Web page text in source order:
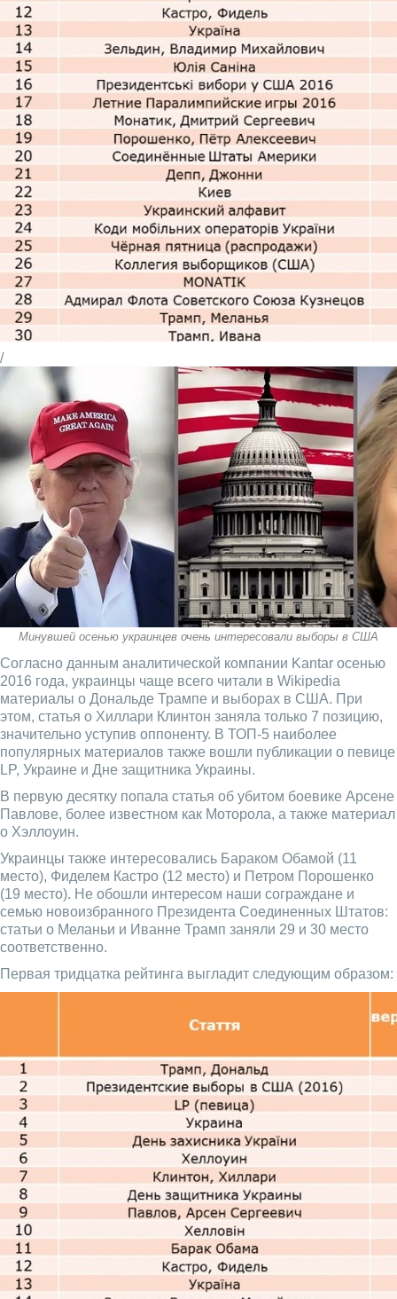
/
Минувшей осенью украинцев очень интересовали выборы в США
Согласно данным аналитической компании Kantar осенью
2016 года, украинцы чаще всего читали в Wikipedia
материалы о Дональде Трампе и выборах в США. При
этом, статья о Хиллари Клинтон заняла только 7 позицию,
значительно уступив оппоненту. В ТОП-5 наиболее
популярных материалов также вошли публикации о певице
LP, Украине и Дне защитника Украины.
В первую десятку попала статья об убитом боевике Арсене
Павлове, более известном как Моторола, а также материал
о Хэллоуин.
Украинцы также интересовались Бараком Обамой (11
место), Фиделем Кастро (12 место) и Петром Порошенко
(19 место). Не обошли интересом наши сограждане и
семью новоизбранного Президента Соединенных Штатов:
статьи о Меланьи и Иванне Трамп заняли 29 и 30 место
соответственно.
Первая тридцатка рейтинга выгладит следующим образом: